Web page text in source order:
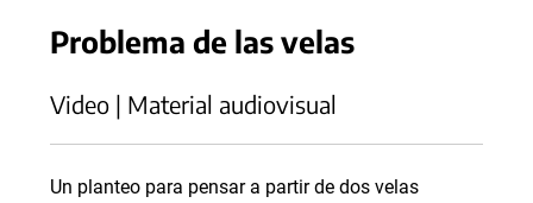
Problema de las velas
Video | Material audiovisual
Un planteo para pensar a partir de dos velas